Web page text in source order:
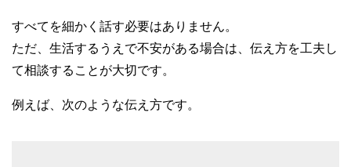
すべてを細かく話す必要はありません。
ただ、生活するうえで不安がある場合は、伝え方を工夫し
て相談することが大切です。
例えば、次のような伝え方です。